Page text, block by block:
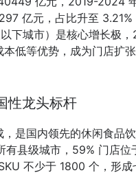
亿元，占比升至
下城市）是核心增长极
低等优势，成为门店扩
性龙头标杆
是国内领先的休闲食品
县级城市，59% 门店位
不少于 1800 个，形